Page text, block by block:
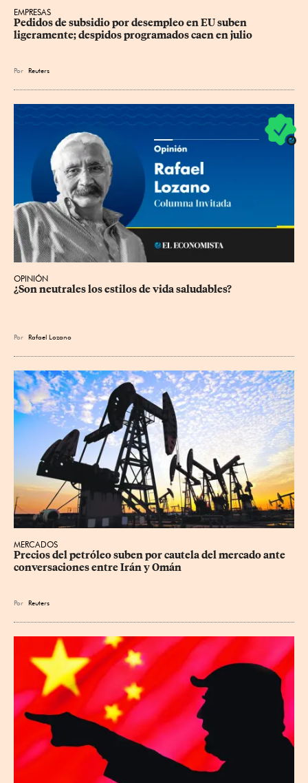
EMPRESAS
Pedidos de subsidio por desempleo en EU suben
ligeramente; despidos programados caen en julio
Por Reuters
OPINIÓN
¿Son neutrales los estilos de vida saludables?
Por Rafael Lozano
MERCADOS
Precios ⁠del petróleo suben por cautela del mercado ante
conversaciones entre Irán y Omán
Por Reuters